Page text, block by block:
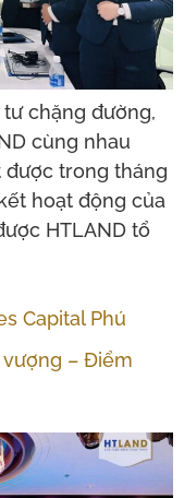
chặng đường,
cùng nhau
được trong tháng
hoạt động của
HTLAND tổ
Capital Phú
vượng – Điểm